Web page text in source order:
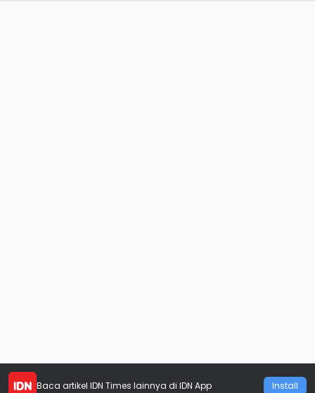
Baca artikel IDN Times lainnya di IDN App Install